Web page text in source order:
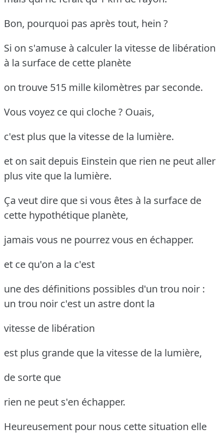
Bon, pourquoi pas après tout, hein ?
Si on s'amuse à calculer la vitesse de libération
à la surface de cette planète
on trouve 515 mille kilomètres par seconde.
Vous voyez ce qui cloche ? Ouais,
c'est plus que la vitesse de la lumière.
et on sait depuis Einstein que rien ne peut aller
plus vite que la lumière.
Ça veut dire que si vous êtes à la surface de
cette hypothétique planète,
jamais vous ne pourrez vous en échapper.
et ce qu'on a la c'est
une des définitions possibles d'un trou noir :
un trou noir c'est un astre dont la
vitesse de libération
est plus grande que la vitesse de la lumière,
de sorte que
rien ne peut s'en échapper.
Heureusement pour nous cette situation elle